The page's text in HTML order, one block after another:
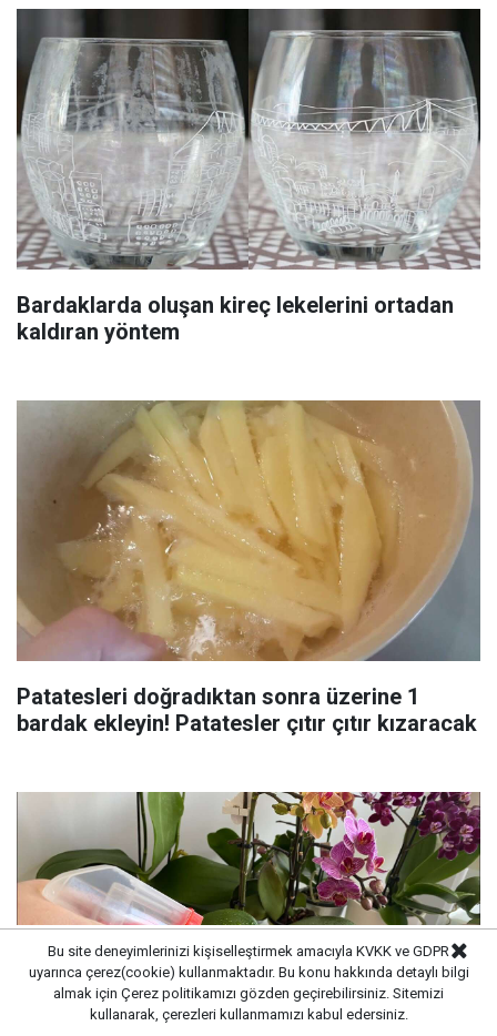
Bardaklarda oluşan kireç lekelerini ortadan
kaldıran yöntem
Patatesleri doğradıktan sonra üzerine 1
bardak ekleyin! Patatesler çıtır çıtır kızaracak
Bu site deneyimlerinizi kişiselleştirmek amacıyla KVKK ve GDPR
uyarınca çerez(cookie) kullanmaktadır. Bu konu hakkında detaylı bilgi
almak için Çerez politikamızı gözden geçirebilirsiniz. Sitemizi
kullanarak, çerezleri kullanmamızı kabul edersiniz.